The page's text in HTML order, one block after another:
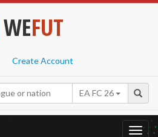
WEFUT
Create Account
EA FC 26